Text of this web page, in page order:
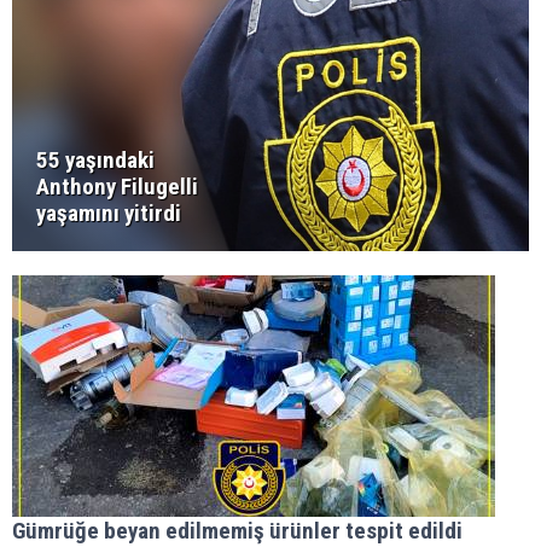
55 yaşındaki
Anthony Filugelli
yaşamını yitirdi
Gümrüğe beyan edilmemiş ürünler tespit edildi